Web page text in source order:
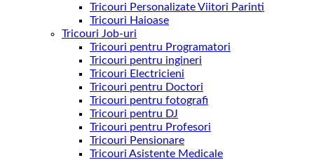
Tricouri Personalizate Viitori Parinti
Tricouri Haioase
Tricouri Job-uri
Tricouri pentru Programatori
Tricouri pentru ingineri
Tricouri Electricieni
Tricouri pentru Doctori
Tricouri pentru fotografi
Tricouri pentru DJ
Tricouri pentru Profesori
Tricouri Pensionare
Tricouri Asistente Medicale